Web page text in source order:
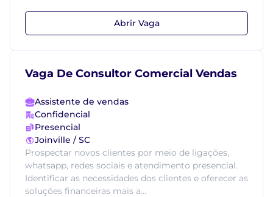
Abrir Vaga
Vaga De Consultor Comercial Vendas
Assistente de vendas
Confidencial
Presencial
Joinville / SC
Prospectar novos clientes por meio de ligações,
whatsapp, redes sociais e atendimento presencial.
Identificar as necessidades dos clientes e oferecer as
soluções financeiras mais a...